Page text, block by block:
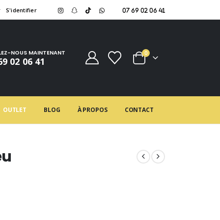
S'identifier 07 69 02 06 41
NOUS MAINTENANT
02 06 41
0
OUTLET BLOG À PROPOS CONTACT